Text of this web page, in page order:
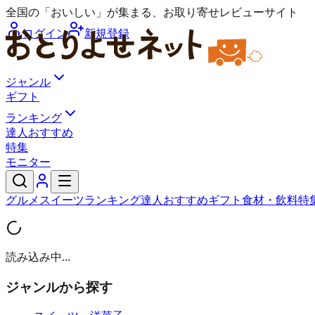
全国の「おいしい」が集まる、お取り寄せレビューサイト
ログイン
新規登録
ジャンル
ギフト
ランキング
達人おすすめ
特集
モニター
グルメ スイーツランキング達人おすすめギフト 食材・飲料特
読み込み中...
ジャンルから探す